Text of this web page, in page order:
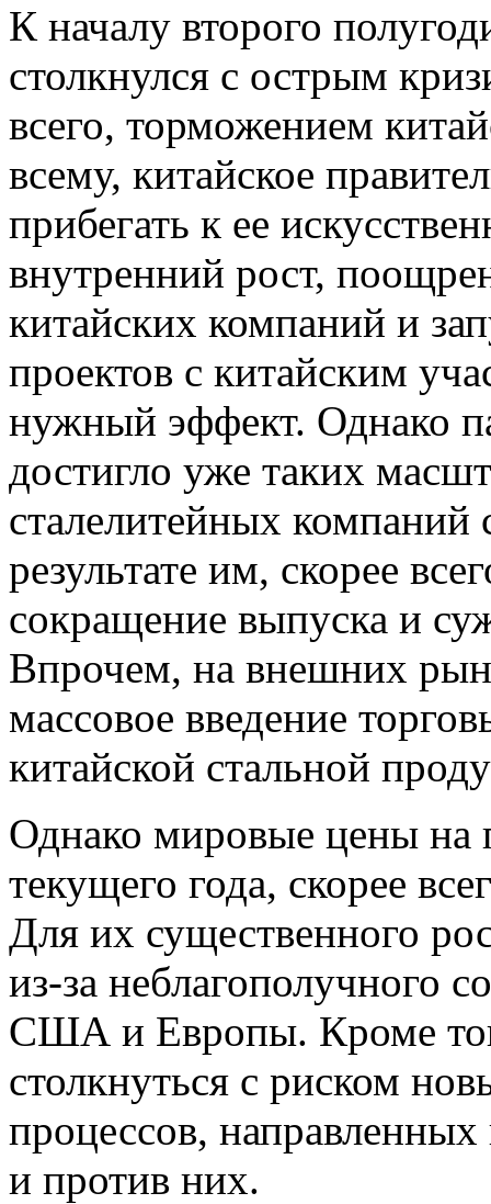
К началу второго
столкнулся с острым
всего, торможением
всему, китайское
прибегать к ее
внутренний рост,
китайских компаний и
проектов с китайским
нужный эффект. Однако
достигло уже таких
сталелитейных
результате им, скорее
сокращение выпуска и
Впрочем, на внешних
массовое введение
китайской стальной
Однако мировые цены на
текущего года, скорее
Для их существенного
из-за неблагополучного
США и Европы. Кроме
столкнуться с риском
процессов,
и против них.